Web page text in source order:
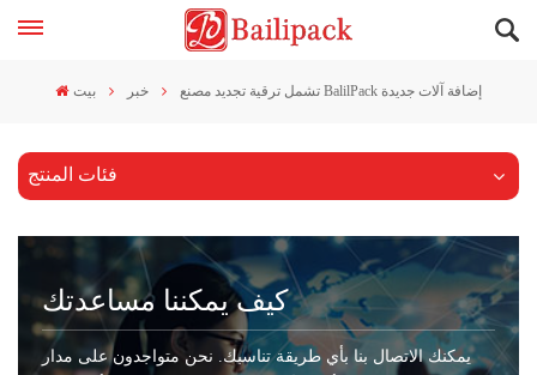
بيت خبر تشمل ترقية تجديد مصنع BalilPack إضافة آلات جديدة
فئات المنتج
كيف يمكننا مساعدتك
يمكنك الاتصال بنا بأي طريقة تناسبك. نحن متواجدون على مدار